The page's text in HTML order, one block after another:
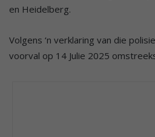
en Heidelberg.
Volgens ‘n verklaring van die
voorval op 14 Julie 2025